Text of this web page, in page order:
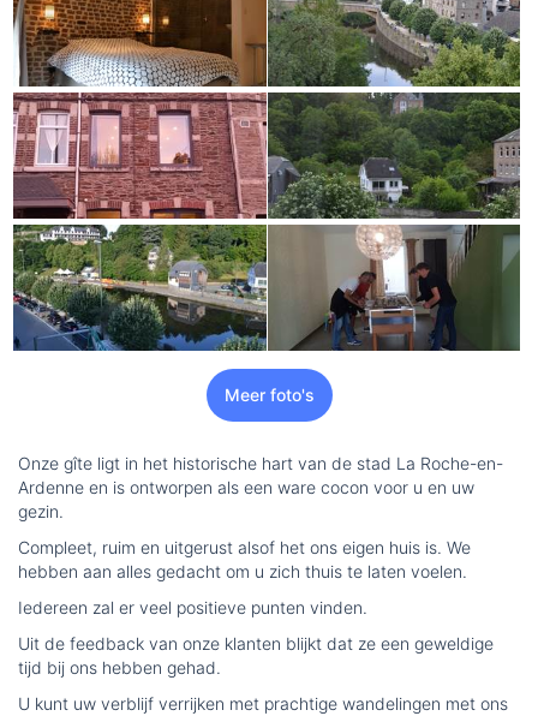
Meer foto's
Onze gîte ligt in het historische hart van de stad La Roche-en-
Ardenne en is ontworpen als een ware cocon voor u en uw
gezin.
Compleet, ruim en uitgerust alsof het ons eigen huis is. We
hebben aan alles gedacht om u zich thuis te laten voelen.
Iedereen zal er veel positieve punten vinden.
Uit de feedback van onze klanten blijkt dat ze een geweldige
tijd bij ons hebben gehad.
U kunt uw verblijf verrijken met prachtige wandelingen met ons